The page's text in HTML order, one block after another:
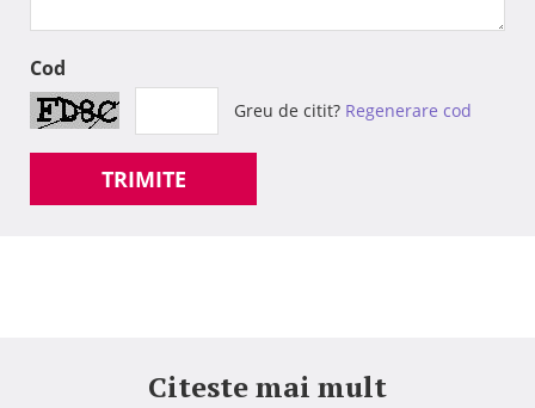
Cod
Greu de citit? Regenerare cod
TRIMITE
Citeste mai mult